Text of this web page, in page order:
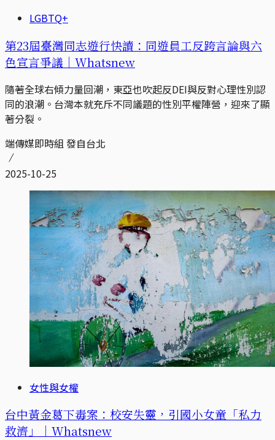
LGBTQ+
第23屆臺灣同志遊行快讀：同遊員工反跨言論與六
色宣言爭議｜Whatsnew
隨著全球右傾力量回潮，東亞也吹起反DEI與反對心理性別認
同的浪潮。台灣本就充斥不同議題的性別平權陣營，迎來了顯
著分裂。
端傳媒即時組 發自台北
2025-10-25
女性與女權
台中黃金葛下毒案：校安失靈，引國小女童「私力
救濟」｜Whatsnew